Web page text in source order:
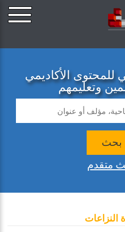
للمحتوى الأكاديمي
وتعليمهم
بحث
متقدم
النزاعات